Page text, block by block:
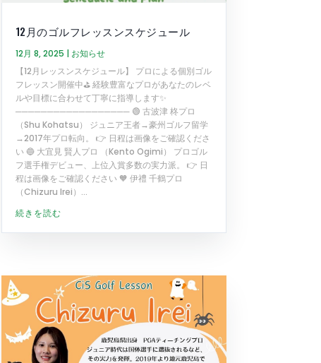
12月のゴルフレッスンスケジュール
12月 8, 2025
お知らせ
【12月レッスンスケジュール】 プロによる個別ゴル
フレッスン開催中⛳️ 経験豊富なプロがあなたのレベ
ルや目標に合わせて丁寧に指導します✨
────────────────── 🟢 古波津 柊プロ
（Shu Kohatsu） ジュニア王者→豪州ゴルフ留学
→2017年プロ転向。 👉 日程は画像をご確認くださ
い 🔵 大宜見 賢人プロ （Kento Ogimi） プロゴル
フ選手権デビュー、上位入賞多数の実力派。 👉 日
程は画像をご確認ください 🧡 伊禮 千鶴プロ
（Chizuru Irei）...
続きを読む